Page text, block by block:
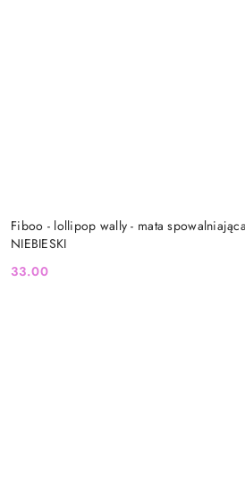
Fiboo - lollipop wally - mata
NIEBIESKI
Cena:
33.00